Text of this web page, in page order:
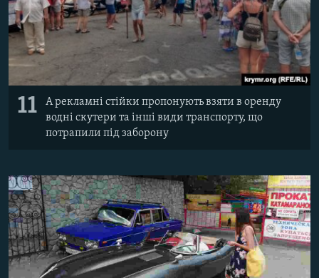
11
А рекламні стійки пропонують взяти в оренду
водні скутери та інші види транспорту, що
потрапили під заборону